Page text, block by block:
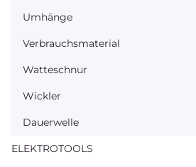
Umhänge
Verbrauchsmaterial
Watteschnur
Wickler
Dauerwelle
ELEKTROTOOLS